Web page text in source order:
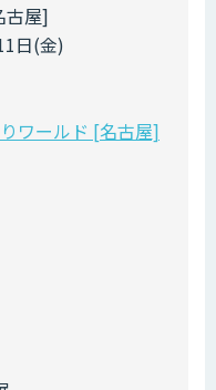
古屋]
日(金)
ワールド [名古屋]